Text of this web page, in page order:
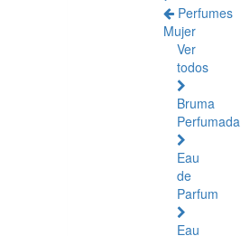
Perfumes
Mujer
Ver
todos
Bruma
Perfumada
Eau
de
Parfum
Eau